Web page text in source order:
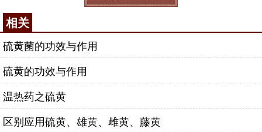
相关
硫黄菌的功效与作用
硫黄的功效与作用
温热药之硫黄
区别应用硫黄、雄黄、雌黄、藤黄